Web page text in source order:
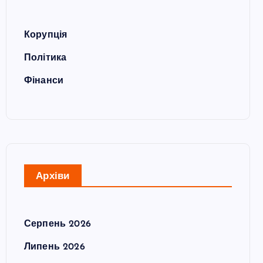
Корупція
Політика
Фінанси
Архіви
Серпень 2026
Липень 2026